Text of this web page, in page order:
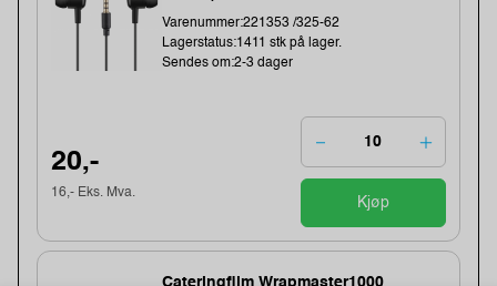
Varenummer:221353 /325-62
Lagerstatus:1411 stk på lager.
Sendes om:2-3 dager
20,-
16,- Eks. Mva.
Kjøp
Cateringfilm Wrapmaster1000